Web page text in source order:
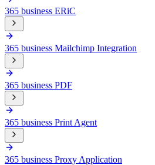
365 business ERiC
365 business Mailchimp Integration
365 business PDF
365 business Print Agent
365 business Proxy Application